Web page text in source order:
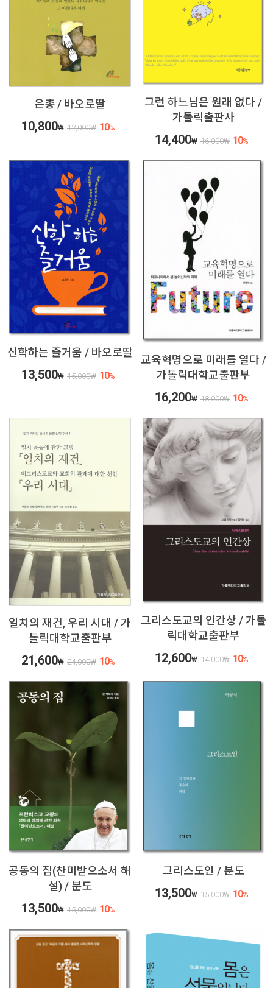
은총 / 바오로딸
10,800₩ 12,000₩ 10%
그런 하느님은 원래 없다 /
가톨릭출판사
14,400₩ 16,000₩ 10%
신학하는 즐거움 / 바오로딸
13,500₩ 15,000₩ 10%
교육혁명으로 미래를 열다 /
가톨릭대학교출판부
16,200₩ 18,000₩ 10%
일치의 재건, 우리 시대 / 가
톨릭대학교출판부
21,600₩ 24,000₩ 10%
그리스도교의 인간상 / 가톨
릭대학교출판부
12,600₩ 14,000₩ 10%
공동의 집(찬미받으소서 해
설) / 분도
13,500₩ 15,000₩ 10%
그리스도인 / 분도
13,500₩ 15,000₩ 10%